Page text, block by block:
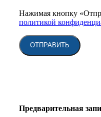
Нажимая кнопку
политикой
Предварительная